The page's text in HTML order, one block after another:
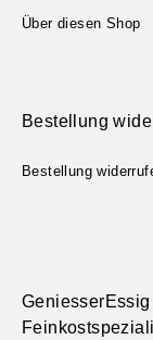
Über diesen Shop
Bestellung
Bestellung